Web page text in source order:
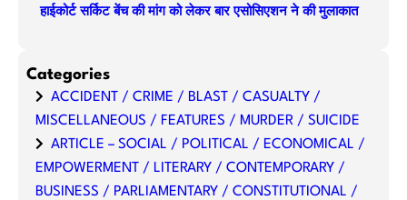
हाईकोर्ट सर्किट बेंच की मांग को लेकर बार एसोसिएशन ने की मुलाकात
Categories
ACCIDENT / CRIME / BLAST / CASUALTY /
MISCELLANEOUS / FEATURES / MURDER / SUICIDE
ARTICLE – SOCIAL / POLITICAL / ECONOMICAL /
EMPOWERMENT / LITERARY / CONTEMPORARY /
BUSINESS / PARLIAMENTARY / CONSTITUTIONAL /